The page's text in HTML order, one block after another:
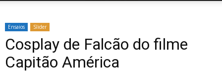
Ensaios Slider
Cosplay de Falcão do filme
Capitão América